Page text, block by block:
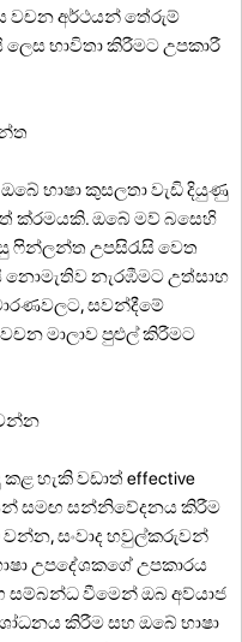
වචන අර්ථයන් තේරුම්
භාවිතා කිරීමට උපකාරී
භාෂා කුසලතා වැඩි දියුණු
ක්රමයකි. ඔබේ මව් බසෙහි
ෆින්ලන්ත උපසිරැසි වෙත
නොමැතිව නැරඹීමට උත්සාහ
සවන්දීමේ
මාලාව පුළුල් කිරීමට
හැකි වඩාත් effective
සමඟ සන්නිවේදනය කිරීම
වන්න, සංවාද හවුල්කරුවන්
උපදේශකගේ උපකාරය
වීමෙන් ඔබ අව්යාජ
කිරීම සහ ඔබේ භාෂා